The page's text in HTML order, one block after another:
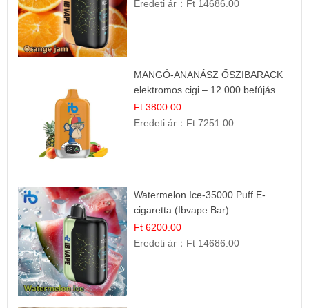
Eredeti ár： Ft 14686.00
MANGÓ-ANANÁSZ ŐSZIBARACK
elektromos cigi – 12 000 befújás
Ft 3800.00
Eredeti ár： Ft 7251.00
Watermelon Ice-35000 Puff E-
cigaretta (Ibvape Bar)
Ft 6200.00
Eredeti ár： Ft 14686.00